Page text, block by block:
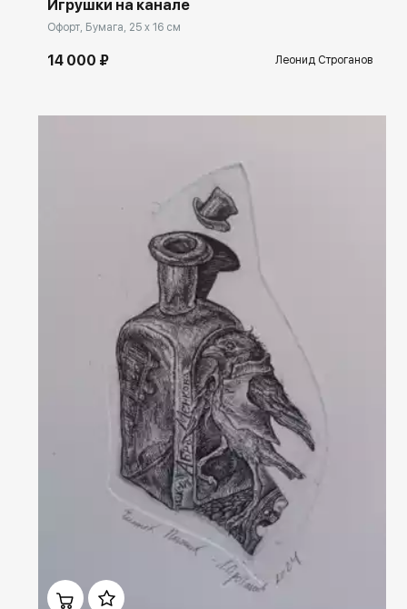
Игрушки на канале
Офорт, Бумага, 25 x 16 см
14 000 ₽ Леонид Строганов
rakovgallery.ru